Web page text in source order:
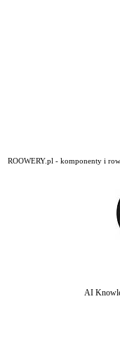
ROOWERY.pl - komponenty i
AI